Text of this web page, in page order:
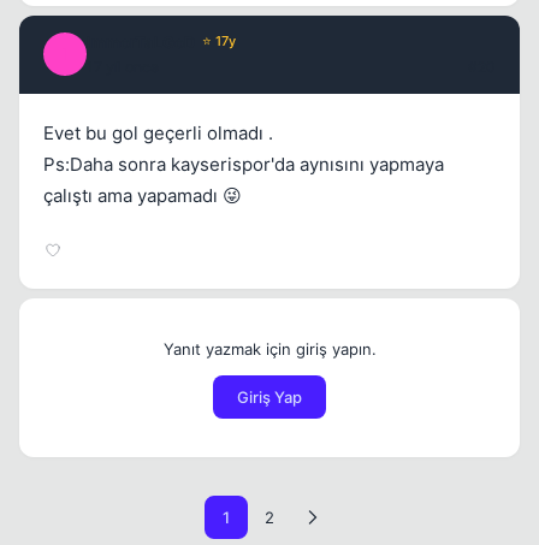
⭐ 17y
Evet bu gol geçerli olmadı .
Ps:Daha sonra kayserispor'da aynısını yapmaya
çalıştı ama yapamadı 😜
Yanıt yazmak için giriş yapın.
Giriş Yap
1 2